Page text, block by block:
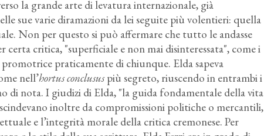
la grande arte di levatura internazionale, già
sue varie diramazioni da lei seguite più volentieri: quella
Non per questo si può affermare che tutto le andasse
certa critica, "superficiale e non mai disinteressata", come i
praticamente di chiunque. Elda sapeva
nell’hortus conclususpiù segreto, riuscendo in entrambi i
di nota. I giudizi di Elda, "la guida fondamentale della vita
inoltre da compromissioni politiche o mercantili,
e l’integrità morale della critica cremonese. Per